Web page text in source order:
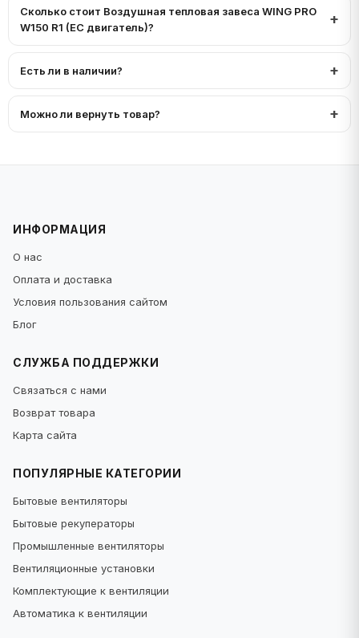
Сколько стоит Воздушная тепловая завеса WING PRO
W150 R1 (EC двигатель)?
Есть ли в наличии?
Можно ли вернуть товар?
ИНФОРМАЦИЯ
О нас
Оплата и доставка
Условия пользования сайтом
Блог
СЛУЖБА ПОДДЕРЖКИ
Связаться с нами
Возврат товара
Карта сайта
ПОПУЛЯРНЫЕ КАТЕГОРИИ
Бытовые вентиляторы
Бытовые рекуператоры
Промышленные вентиляторы
Вентиляционные установки
Комплектующие к вентиляции
Автоматика к вентиляции